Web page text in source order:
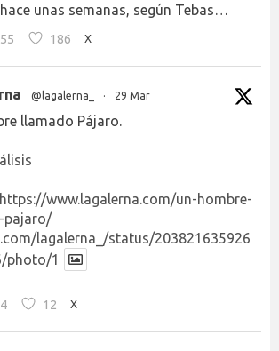
unas semanas, según Tebas…
55 186 X
@lagalerna_ · 29 Mar
llamado Pájaro.
https://www.lagalerna.com/un-hombre-
pajaro/
lagalerna_/status/203821635926
photo/1
4 12 X